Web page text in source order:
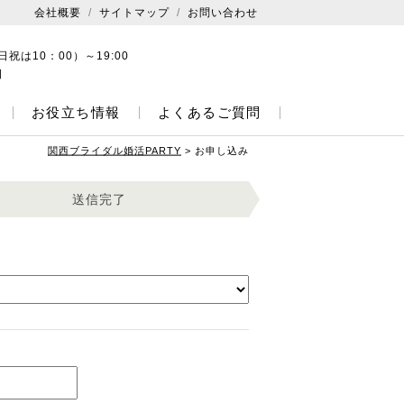
会社概要 サイトマップ お問い合わせ
祝は10：00）～19:00
お役立ち情報 よくあるご質問
関西ブライダル婚活PARTY > お申し込み
送信完了